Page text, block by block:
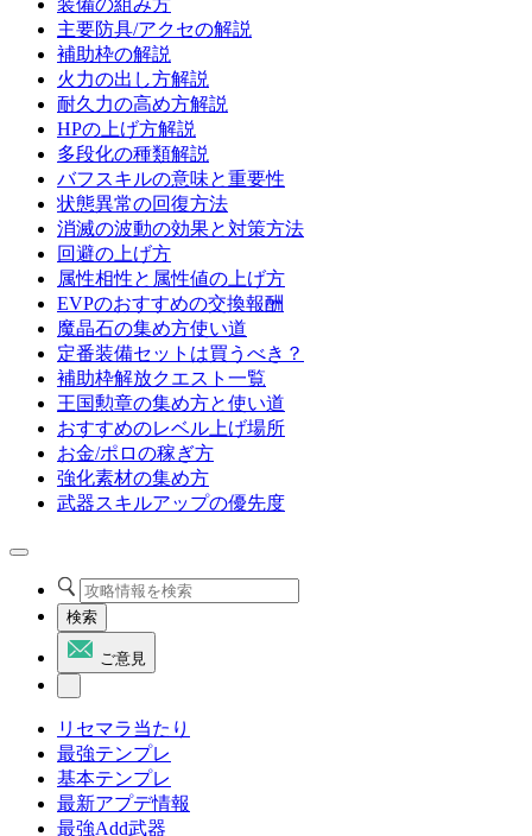
装備の組み方
主要防具/アクセの解説
補助枠の解説
火力の出し方解説
耐久力の高め方解説
HPの上げ方解説
多段化の種類解説
バフスキルの意味と重要性
状態異常の回復方法
消滅の波動の効果と対策方法
回避の上げ方
属性相性と属性値の上げ方
EVPのおすすめの交換報酬
魔晶石の集め方使い道
定番装備セットは買うべき？
補助枠解放クエスト一覧
王国勲章の集め方と使い道
おすすめのレベル上げ場所
お金/ポロの稼ぎ方
強化素材の集め方
武器スキルアップの優先度
検索
ご意見
リセマラ当たり
最強テンプレ
基本テンプレ
最新アプデ情報
最強Add武器